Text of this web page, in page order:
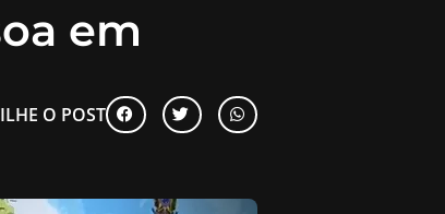
em
O POST